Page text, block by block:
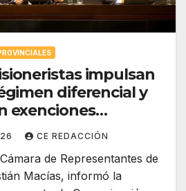
impulsan
diferencial y
exenciones
para la
CE REDACCIÓN
de Representantes de
Macías, informó la